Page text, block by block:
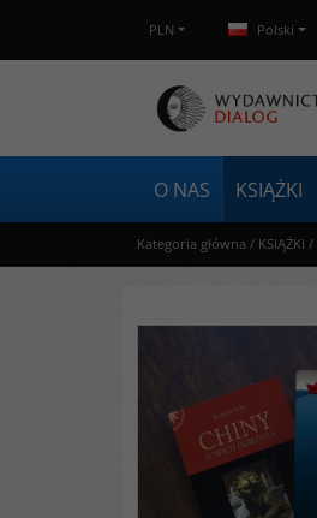
PLN Polski
O NAS KSIĄŻKI
Kategoria główna / KSIĄŻKI /